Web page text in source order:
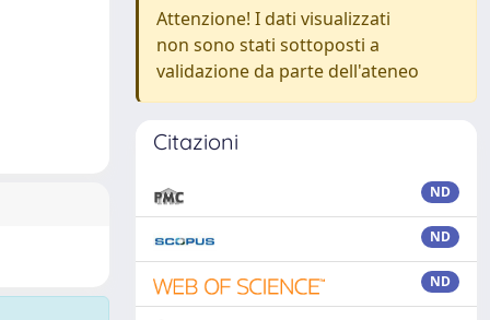
Attenzione! I dati visualizzati
non sono stati sottoposti a
validazione da parte dell'ateneo
Citazioni
ND
ND
ND